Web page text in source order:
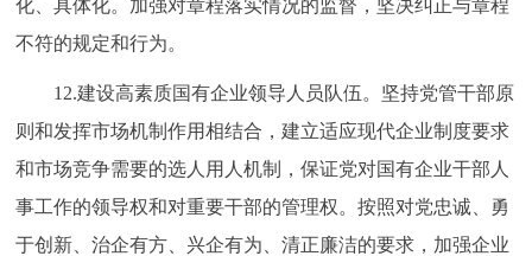
化、具体化。加强对章程落实情况的监督，坚决纠正与章程
不符的规定和行为。
12.建设高素质国有企业领导人员队伍。坚持党管干部原
则和发挥市场机制作用相结合，建立适应现代企业制度要求
和市场竞争需要的选人用人机制，保证党对国有企业干部人
事工作的领导权和对重要干部的管理权。按照对党忠诚、勇
于创新、治企有方、兴企有为、清正廉洁的要求，加强企业